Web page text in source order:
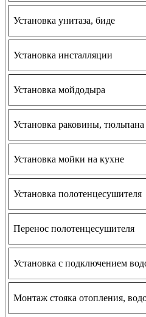
Установка унитаза, биде
Установка инсталляции
Установка мойдодыра
Установка раковины, тюльпана
Установка мойки на кухне
Установка полотенцесушителя
Перенос полотенцесушителя
Установка с подключением
Монтаж стояка отопления,